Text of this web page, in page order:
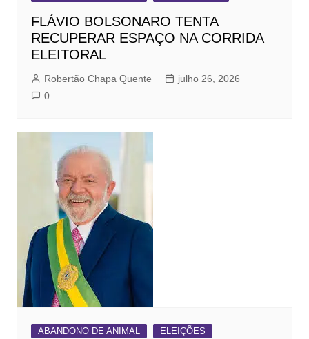
FLÁVIO BOLSONARO TENTA
RECUPERAR ESPAÇO NA CORRIDA
ELEITORAL
Robertão Chapa Quente
julho 26, 2026
0
ABANDONO DE ANIMAL
ELEIÇÕES